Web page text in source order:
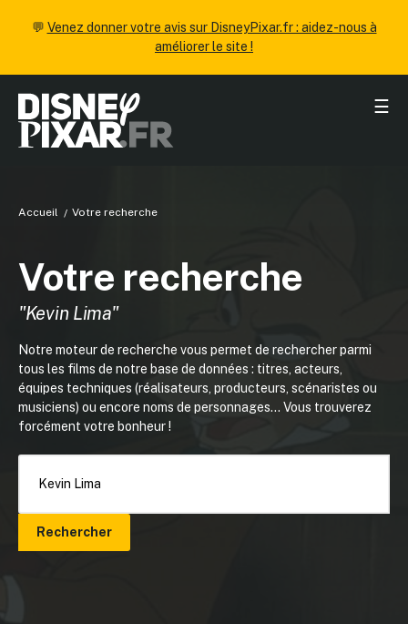
💬 Venez donner votre avis sur DisneyPixar.fr : aidez-nous à
améliorer le site !
☰
Accueil Votre recherche
Votre recherche
"Kevin Lima"
Notre moteur de recherche vous permet de rechercher parmi
tous les films de notre base de données : titres, acteurs,
équipes techniques (réalisateurs, producteurs, scénaristes ou
musiciens) ou encore noms de personnages... Vous trouverez
forcément votre bonheur !
Rechercher